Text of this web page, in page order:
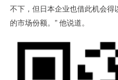
不下，但日本企业也借此机会
的市场份额。” 他说道。